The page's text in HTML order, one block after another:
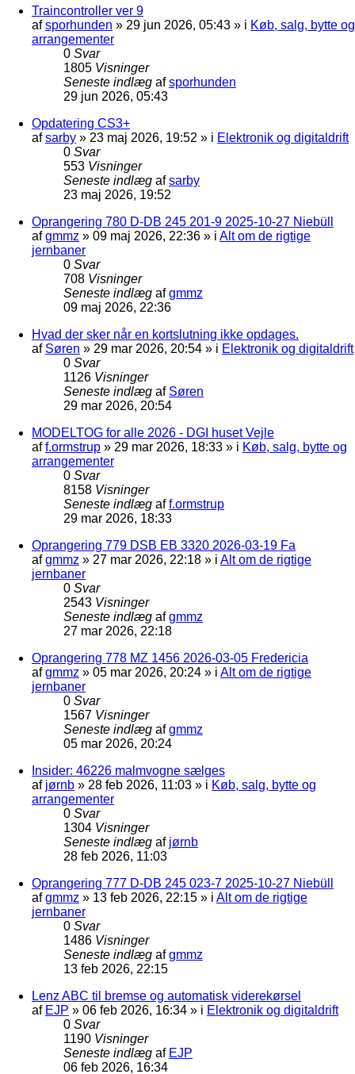
Traincontroller ver 9
afsporhunden » 29 jun 2026, 05:43 » i Køb, salg, bytte og
arrangementer
0 Svar
1805 Visninger
Seneste indlæg afsporhunden
29 jun 2026, 05:43
Opdatering CS3+
afsarby » 23 maj 2026, 19:52 » i Elektronik og digitaldrift
0 Svar
553 Visninger
Seneste indlæg afsarby
23 maj 2026, 19:52
Oprangering 780 D-DB 245 201-9 2025-10-27 Niebüll
afgmmz » 09 maj 2026, 22:36 » i Alt om de rigtige
jernbaner
0 Svar
708 Visninger
Seneste indlæg afgmmz
09 maj 2026, 22:36
Hvad der sker når en kortslutning ikke opdages.
af Søren » 29 mar 2026, 20:54 » i Elektronik og digitaldrift
0 Svar
1126 Visninger
Seneste indlæg af Søren
29 mar 2026, 20:54
MODELTOG for alle 2026 - DGI huset Vejle
aff.ormstrup » 29 mar 2026, 18:33 » i Køb, salg, bytte og
arrangementer
0 Svar
8158 Visninger
Seneste indlæg aff.ormstrup
29 mar 2026, 18:33
Oprangering 779 DSB EB 3320 2026-03-19 Fa
afgmmz » 27 mar 2026, 22:18 » i Alt om de rigtige
jernbaner
0 Svar
2543 Visninger
Seneste indlæg afgmmz
27 mar 2026, 22:18
Oprangering 778 MZ 1456 2026-03-05 Fredericia
afgmmz » 05 mar 2026, 20:24 » i Alt om de rigtige
jernbaner
0 Svar
1567 Visninger
Seneste indlæg afgmmz
05 mar 2026, 20:24
Insider: 46226 malmvogne sælges
af jørnb » 28 feb 2026, 11:03 » i Køb, salg, bytte og
arrangementer
0 Svar
1304 Visninger
Seneste indlæg af jørnb
28 feb 2026, 11:03
Oprangering 777 D-DB 245 023-7 2025-10-27 Niebüll
afgmmz » 13 feb 2026, 22:15 » i Alt om de rigtige
jernbaner
0 Svar
1486 Visninger
Seneste indlæg afgmmz
13 feb 2026, 22:15
Lenz ABC til bremse og automatisk viderekørsel
af EJP » 06 feb 2026, 16:34 » i Elektronik og digitaldrift
0 Svar
1190 Visninger
Seneste indlæg af EJP
06 feb 2026, 16:34